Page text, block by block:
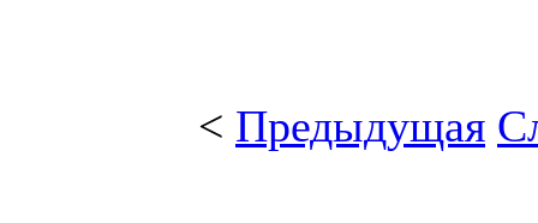
< Предыдущая